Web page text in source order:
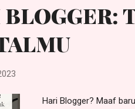
Hari Blogger? Maaf